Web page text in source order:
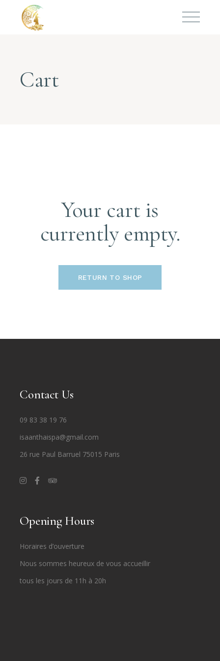
Cart
Your cart is
currently empty.
RETURN TO SHOP
Contact Us
09 83 38 19 76
isaanthaispa@gmail.com
26 rue Paul Barruel 75015 Paris
Opening Hours
Horaires d’ouverture
Nous sommes heureux de vous accueillir
tous les jours de 11h à 20h